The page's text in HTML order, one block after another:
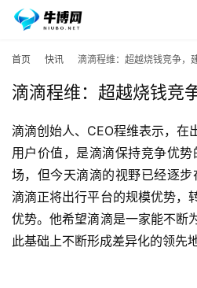
首页 快讯 滴滴程维：超越烧钱竞争，
滴滴程维：超越烧钱竞
滴滴创始人、CEO程维表示，在
用户价值，是滴滴保持竞争优
场，但今天滴滴的视野已经逐步
滴滴正将出行平台的规模优势，
优势。他希望滴滴是一家能不断
此基础上不断形成差异化的领先